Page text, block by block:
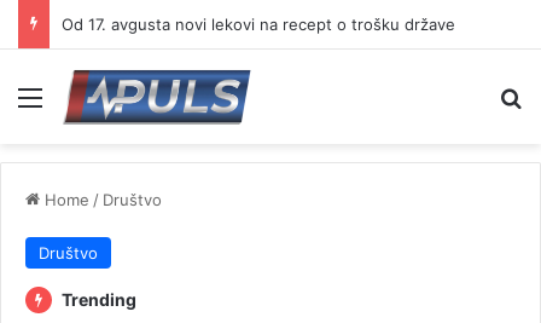
Menu
Home / Društvo
Društvo
Trending